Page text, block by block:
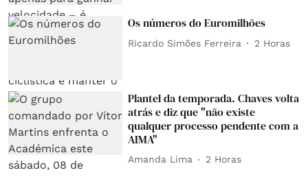
Os números do Euromilhões
Ricardo Simões Ferreira 2 Horas
Plantel da temporada. Chaves volta
atrás e diz que "não existe
qualquer processo pendente com a
AIMA"
Amanda Lima 2 Horas